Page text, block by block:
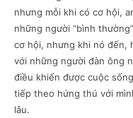
nhưng mỗi khi có cơ hội,
những người “bình
cơ hội, nhưng khi nó đến,
với những người đàn ông
điều khiển được cuộc
tiếp theo hứng thú với
lâu.